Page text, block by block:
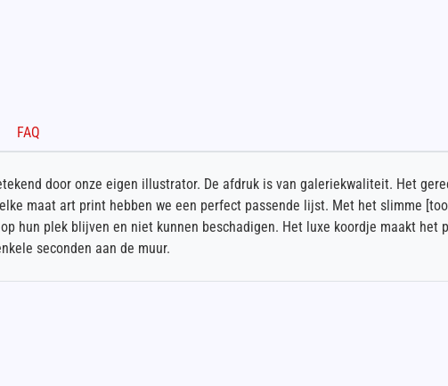
FAQ
door onze eigen illustrator. De afdruk is van galeriekwaliteit. Het
maat art print hebben we een perfect passende lijst. Met het slimme
hun plek blijven en niet kunnen beschadigen. Het luxe koordje maakt het
seconden aan de muur.